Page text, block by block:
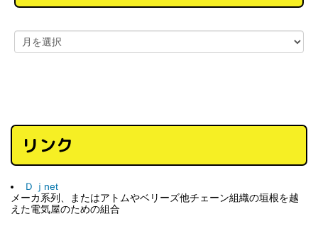
リンク
Ｄｊnet
メーカ系列、またはアトムやベリーズ他チェーン組織の垣根を越
えた電気屋のための組合